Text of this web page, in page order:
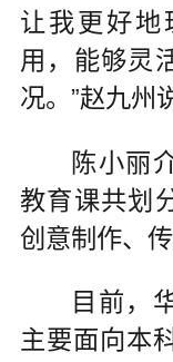
让我更好地
用，能够灵
况。”赵九州
陈小丽
教育课共划
创意制作、
目前，
主要面向本